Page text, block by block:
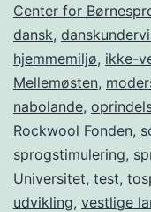
Center for
dansk,
hjemmemiljø, ikke-
Mellemøsten,
nabolande,
Rockwool Fonden,
sprogstimulering,
Universitet, test,
udvikling, vestlige